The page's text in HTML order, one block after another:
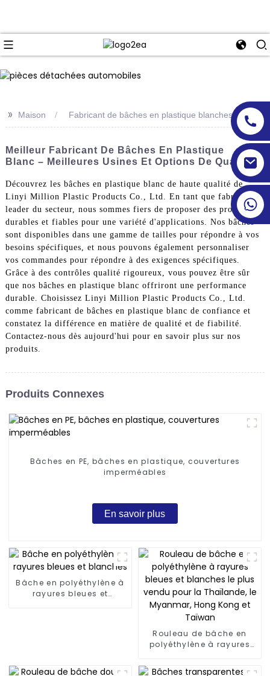
>> Maison Fabricant de bâches en plastique blanches
Meilleur Fabricant De Bâches En Plastique
Blanc – Meilleures Usines Et Options De Qualité
Découvrez les bâches en plastique blanc de haute qualité de
Linyi Million Plastic Products Co., Ltd. En tant que fabricant
leader du secteur, nous sommes fiers de proposer des produits
durables et fiables pour une variété d'applications. Nos bâches
sont disponibles dans une gamme de tailles pour répondre à vos
besoins spécifiques, et nous pouvons également personnaliser
vos commandes pour répondre à des exigences spécifiques.
Grâce à des contrôles qualité rigoureux, vous pouvez être sûr
que nos bâches en plastique blanc offriront une performance
durable. Choisissez Linyi Million Plastic Products Co., Ltd.
comme fabricant de bâches en plastique blanc de confiance et
constatez la différence en matière de qualité et de fiabilité.
Contactez-nous dès aujourd'hui pour en savoir plus sur nos
produits.
Produits Connexes
Bâches en PE, bâches en plastique, couvertures
imperméables
En savoir plus
Bâche en polyéthylène à
rayures bleues et
Rouleau de bâche en
polyéthylène à rayures
plus vendu pour la